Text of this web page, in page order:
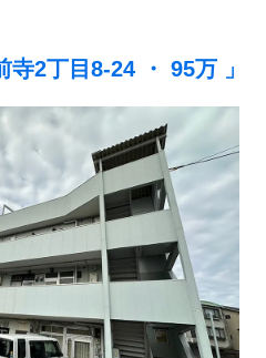
寺2丁目8-24 ・ 95万 」